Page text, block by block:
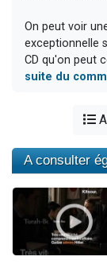
On peut voir
exceptionnelle
CD qu'on peut
suite du
A consulter